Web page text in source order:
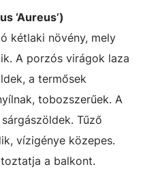
‘Aureus’)
kétlaki növény, mely
A porzós virágok laza
a termősek
tobozszerűek. A
Tűző
vízigénye közepes.
a balkont.